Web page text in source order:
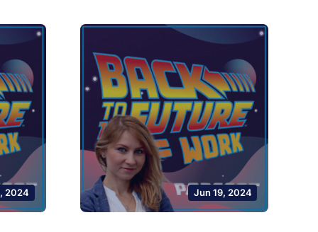
2024 Jun 19, 2024